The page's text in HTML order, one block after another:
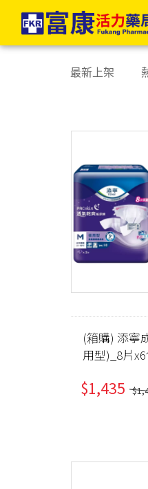
添寧 | 富康活力藥局購物商城
最新上架
(箱購) 添寧
用型)_8片
(M)_無配
$1,435